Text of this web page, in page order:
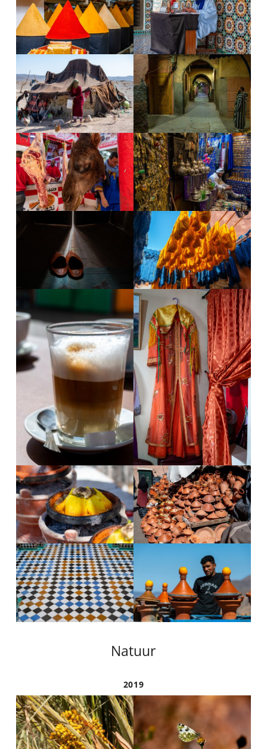
Natuur
2019